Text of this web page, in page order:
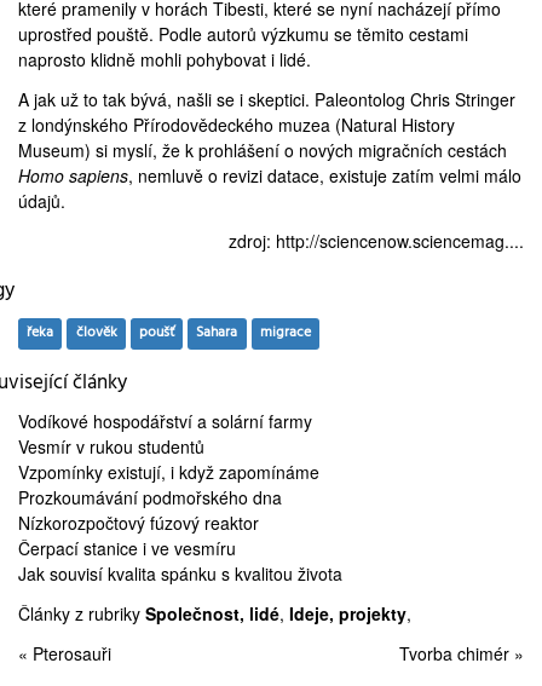
které pramenily v horách Tibesti, které se nyní nacházejí přímo
uprostřed pouště. Podle autorů výzkumu se těmito cestami
naprosto klidně mohli pohybovat i lidé.
A jak už to tak bývá, našli se i skeptici. Paleontolog Chris Stringer
z londýnského Přírodovědeckého muzea (Natural History
Museum) si myslí, že k prohlášení o nových migračních cestách
Homo sapiens, nemluvě o revizi datace, existuje zatím velmi málo
údajů.
zdroj: http://sciencenow.sciencemag....
řeka člověk poušť Sahara migrace
články
Vodíkové hospodářství a solární farmy
Vesmír v rukou studentů
Vzpomínky existují, i když zapomínáme
Prozkoumávání podmořského dna
Nízkorozpočtový fúzový reaktor
Čerpací stanice i ve vesmíru
Jak souvisí kvalita spánku s kvalitou života
Články z rubriky Společnost, lidé, Ideje, projekty,
« Pterosauři
Tvorba chimér »